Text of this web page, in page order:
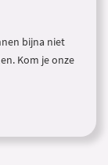
bijna niet
Kom je onze